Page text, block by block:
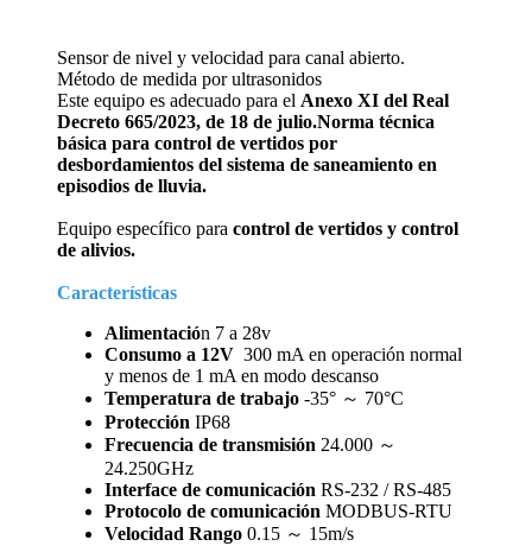
Sensor de nivel y velocidad para canal abierto.
Método de medida por ultrasonidos
Este equipo es adecuado para el Anexo XI del Real
Decreto 665/2023, de 18 de julio.Norma técnica
básica para control de vertidos por
desbordamientos del sistema de saneamiento en
episodios de lluvia.
Equipo específico para control de vertidos y control
de alivios.
Características
Alimentación 7 a 28v
Consumo a 12V 300 mA en operación normal
y menos de 1 mA en modo descanso
Temperatura de trabajo -35° ～ 70°C
Protección IP68
Frecuencia de transmisión 24.000 ～
24.250GHz
Interface de comunicación RS-232 / RS-485
Protocolo de comunicación MODBUS-RTU
Velocidad Rango 0.15 ～ 15m/s